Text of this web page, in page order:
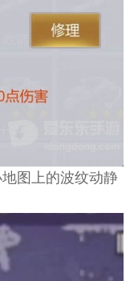
图上的波纹动静